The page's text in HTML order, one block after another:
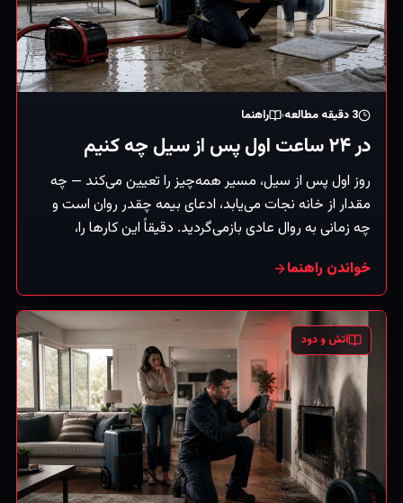
3 دقیقه مطالعه راهنما
در ۲۴ ساعت اول پس از سیل چه کنیم
روز اول پس از سیل، مسیر همه‌چیز را تعیین می‌کند — چه
مقدار از خانه نجات می‌یابد، ادعای بیمه چقدر روان است و
چه زمانی به روال عادی بازمی‌گردید. دقیقاً این کارها را،
خواندن راهنما
آتش و دود